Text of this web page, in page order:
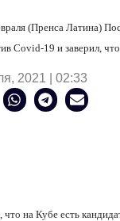
(Пренса Латина)
Covid-19 и заверил,
2021 | 02:33
что на Кубе есть